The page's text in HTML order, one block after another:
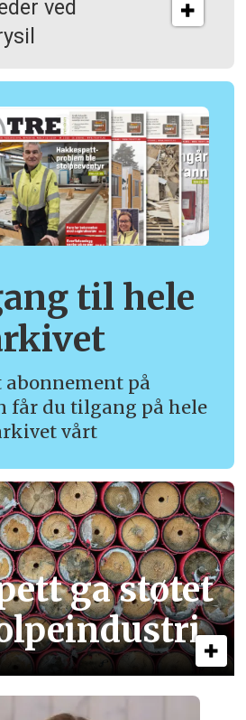
ved
til hele
abonnement på
får du tilgang på hele
vårt
ga støtet